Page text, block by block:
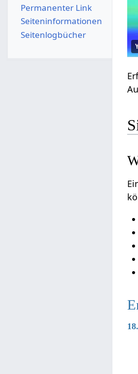
Permanenter Link
Seiten­­informationen
Seitenlogbücher